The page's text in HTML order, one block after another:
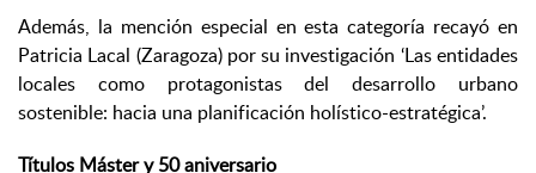
Además, la mención especial en esta categoría recayó en
Patricia Lacal (Zaragoza) por su investigación ‘Las entidades
locales como protagonistas del desarrollo urbano
sostenible: hacia una planificación holístico-estratégica’.
Títulos Máster y 50 aniversario